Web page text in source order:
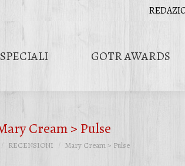
SPECIALI GOTR AWARDS
Cream > Pulse
qui:
RECENSIONI Mary Cream > Pulse